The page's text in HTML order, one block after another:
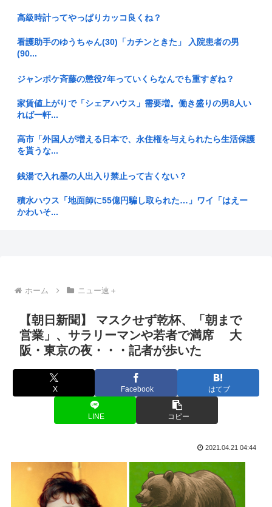
【悲報】食用コオロギの会社、インターネットのデマのせいで
米軍 迎撃ミサイル備蓄 イラン戦闘前の5分の1に
「外国人は日本人と同じ生活者で、地域の担い手」…多文化共
日本って侵略国家だったのに反省してないよな
【悲報】日本人、バカかもしれない。食品消費税減税
（8%→1%）に...
「ずいぶん優雅」茂木敏充外相 熊本の被災地が過酷生活のな
【宇宙開発】スペースXのロケット残骸、月に衝突 人工物で過
韓...
らないで...
【中国】若者に広がる経済苦境「ベッドシェアリング」
【悲報】玉川徹氏、刃物男への警官発砲に「殺さないで確保す
るのが大...
デブだった夫が本気で痩せてヘルシー料理まで自作し始めた。
彼女が床でまったりしていた。あっ 洗濯物干すの忘れてた…
高級時計ってやっぱりカッコ良くね？
看護助手のゆうちゃん(30)「カチンときた」 入院患者の男
(90...
ジャンポケ斉藤の懲役7年っていくらなんでも重すぎね？
家賃値上がりで「シェアハウス」需要増。働き盛りの男8人い
れば一軒...
高市「外国人が増える日本で、永住権を与えられたら生活保護
を貰うな...
銭湯で入れ墨の人出入り禁止って古くない？
積水ハウス「地面師に55億円騙し取られた…」ワイ「はえー
かわいそ...
「ジャニーさんとつかこうへい氏は同じ」 少年隊・錦織一清
が明かす...
アイドル「歌ってみた」→(ヽ´ん`)「悪口ではないけど下手で
1Kアパートの家賃が10万円以上する時代、年金14万円前後だ
【高市円安】高市リスク顕在か？協調介入後も円安進む。債券
利回りは...
ホーム ニュー速＋
【朝日新聞】 マスクせず乾杯、「朝まで
営業」、サラリーマンや若者で満席 大
阪・東京の夜・・・記者が歩いた
X Facebook はてブ
LINE コピー
2021.04.21 04:44